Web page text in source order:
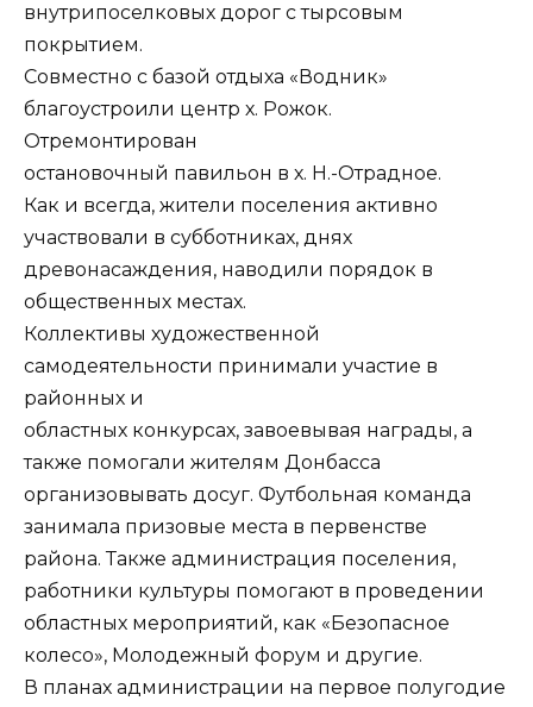
внутрипоселковых дорог с тырсовым
покрытием.
Совместно с базой отдыха «Водник»
благоустроили центр х. Рожок.
Отремонтирован
остановочный павильон в х. Н.-Отрадное.
Как и всегда, жители поселения активно
участвовали в субботниках, днях
древонасаждения, наводили порядок в
общественных местах.
Коллективы художественной
самодеятельности принимали участие в
районных и
областных конкурсах, завоевывая награды, а
также помогали жителям Донбасса
организовывать досуг. Футбольная команда
занимала призовые места в первенстве
района. Также администрация поселения,
работники культуры помогают в проведении
областных мероприятий, как «Безопасное
колесо», Молодежный форум и другие.
В планах администрации на первое полугодие